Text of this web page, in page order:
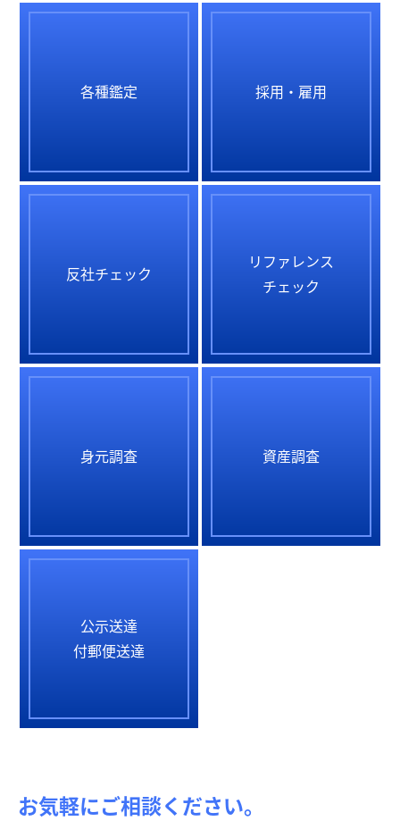
各種鑑定 採用・雇用
反社チェック
リファレンス
チェック
身元調査 資産調査
公示送達
付郵便送達
お気軽にご相談ください。